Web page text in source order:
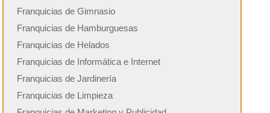
Franquicias de Gimnasio
Franquicias de Hamburguesas
Franquicias de Helados
Franquicias de Informática e Internet
Franquicias de Jardinería
Franquicias de Limpieza